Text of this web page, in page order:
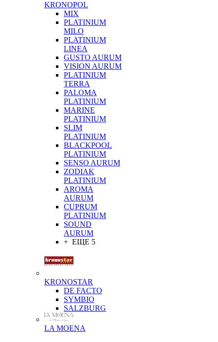
KRONOPOL
MIX
PLATINIUM
MILO
PLATINIUM
LINEA
GUSTO AURUM
VISION AURUM
PLATINIUM
TERRA
PALOMA
PLATINIUM
MARINE
PLATINIUM
SLIM
PLATINIUM
BLACKPOOL
PLATINIUM
SENSO AURUM
ZODIAK
PLATINIUM
AROMA
AURUM
CUPRUM
PLATINIUM
SOUND
AURUM
+ ЕЩЕ 5
KRONOSTAR
DE FACTO
SYMBIO
SALZBURG
LA MOENA